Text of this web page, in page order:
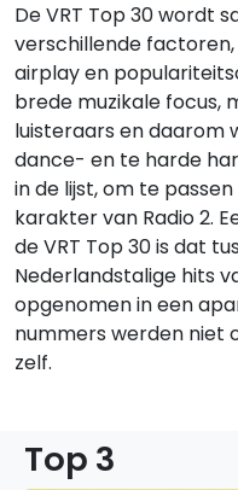
De VRT Top 30 wordt
verschillende
airplay en
brede muzikale focus,
luisteraars en daarom
dance- en te harde
in de lijst, om te
karakter van Radio 2.
de VRT Top 30 is dat
Nederlandstalige hits
opgenomen in een
nummers werden niet
zelf.
Top 3